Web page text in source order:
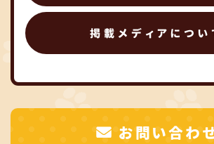
掲載メディアについ
お問い合わ